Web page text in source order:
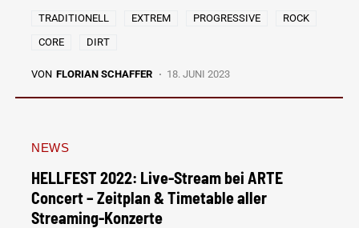
TRADITIONELL EXTREM PROGRESSIVE
ROCK
CORE
DIRT
VON FLORIAN SCHAFFER 18. JUNI 2023
NEWS
HELLFEST 2022: Live-Stream bei ARTE
Concert – Zeitplan & Timetable aller
Streaming-Konzerte